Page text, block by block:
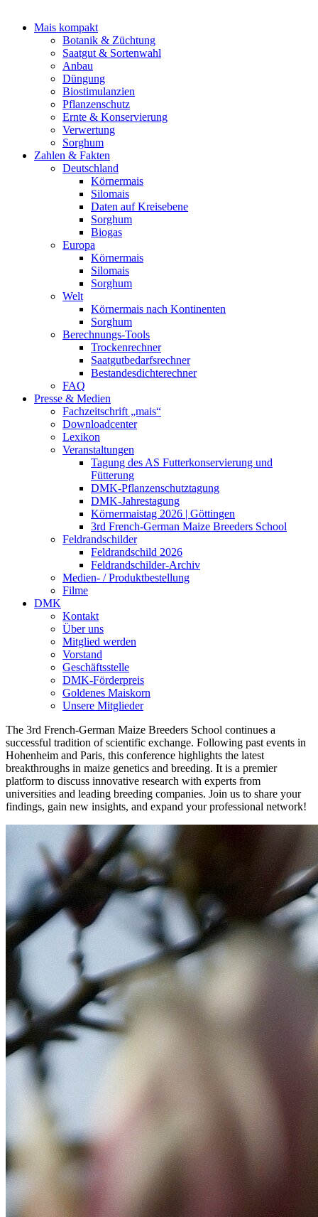
Mais kompakt
Botanik & Züchtung
Saatgut & Sortenwahl
Anbau
Düngung
Biostimulanzien
Pflanzenschutz
Ernte & Konservierung
Verwertung
Sorghum
Zahlen & Fakten
Deutschland
Körnermais
Silomais
Daten auf Kreisebene
Sorghum
Biogas
Europa
Körnermais
Silomais
Sorghum
Welt
Körnermais nach Kontinenten
Sorghum
Berechnungs-Tools
Trockenrechner
Saatgutbedarfsrechner
Bestandesdichterechner
FAQ
Presse & Medien
Fachzeitschrift „mais“
Downloadcenter
Lexikon
Veranstaltungen
Tagung des AS Futterkonservierung und
Fütterung
DMK-Pflanzenschutztagung
DMK-Jahrestagung
Körnermaistag 2026 | Göttingen
3rd French-German Maize Breeders School
Feldrandschilder
Feldrandschild 2026
Feldrandschilder-Archiv
Medien- / Produktbestellung
Filme
DMK
Kontakt
Über uns
Mitglied werden
Vorstand
Geschäftsstelle
DMK-Förderpreis
Goldenes Maiskorn
Unsere Mitglieder
The 3rd French-German Maize Breeders School continues a
successful tradition of scientific exchange. Following past events in
Hohenheim and Paris, this conference highlights the latest
breakthroughs in maize genetics and breeding. It is a premier
platform to discuss innovative research with experts from
universities and leading breeding companies. Join us to share your
findings, gain new insights, and expand your professional network!